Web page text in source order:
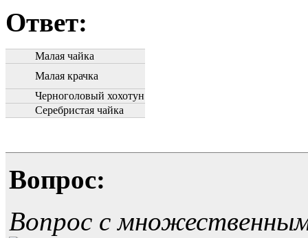
Ответ:
Малая чайка
Малая крачка
Черноголовый хохотун
Серебристая чайка
Вопрос:
Вопрос с